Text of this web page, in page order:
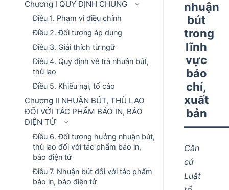
Chương I QUY ĐỊNH CHUNG
Điều 1. Phạm vi điều chỉnh
Điều 2. Đối tượng áp dụng
Điều 3. Giải thích từ ngữ
Điều 4. Quy định về trả nhuận bút,
thù lao
Điều 5. Khiếu nại, tố cáo
Chương II NHUẬN BÚT, THÙ LAO
ĐỐI VỚI TÁC PHẨM BÁO IN, BÁO
ĐIỆN TỬ
Điều 6. Đối tượng hưởng nhuận bút,
thù lao đối với tác phẩm báo in,
báo điện tử
Điều 7. Nhuận bút đối với tác phẩm
báo in, báo điện tử
nhuận
bút
trong
lĩnh
vực
báo
chí,
xuất
bản
Căn
cứ
Luật